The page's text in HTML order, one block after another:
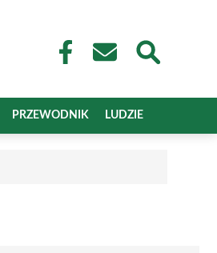
PRZEWODNIK LUDZIE